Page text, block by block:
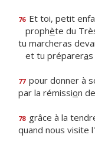
76 Et toi, petit
prophète du
tu marcheras
et tu prépareras
77 pour donner à
par la rémission
78 grâce à la
quand nous visite l'